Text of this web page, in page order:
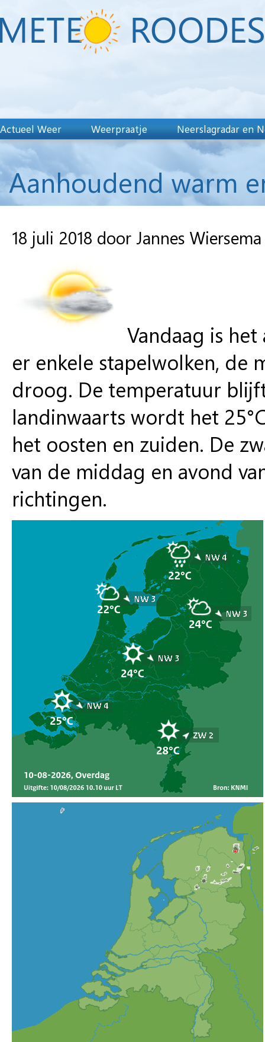
Actueel Weer Weerpraatje Neerslagradar en
Aanhoudend warm
18 juli 2018 door Jannes Wiersema
Vandaag is
er enkele stapelwolken, de
droog. De temperatuur
landinwaarts wordt het
het oosten en zuiden. De
van de middag en avond
richtingen.